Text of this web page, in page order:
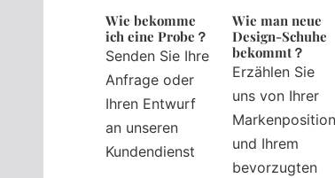
Wie bekomme
ich eine Probe？
Senden Sie Ihre
Anfrage oder
Ihren Entwurf
an unseren
Kundendienst
Wie man neue
Design-Schuhe
bekommt？
Erzählen Sie
uns von Ihrer
und Ihrem
bevorzugten